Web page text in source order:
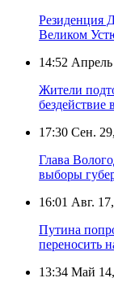
Резиденция
Великом
14:52
Жители
бездействие
17:30 Сен.
Глава
выборы
16:01 Авг.
Путина
переносить
13:34 Май